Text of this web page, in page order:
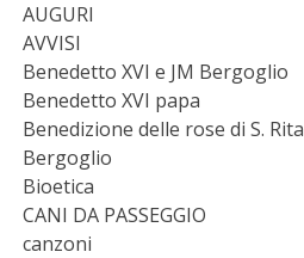
AUGURI
AVVISI
Benedetto XVI e JM Bergoglio
Benedetto XVI papa
Benedizione delle rose di S. Rita
Bergoglio
Bioetica
CANI DA PASSEGGIO
canzoni